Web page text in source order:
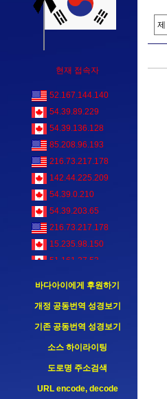
현재 접속자
52.167.144.140
54.39.89.229
54.39.136.128
85.208.96.193
216.73.217.178
142.44.225.209
54.39.0.210
54.39.203.65
216.73.217.178
15.235.98.150
51.161.37.53
185.191.171.5
바다아이에게 후원하기
개정 공동번역 성경보기
기존 공동번역 성경보기
소스 하이라이팅
도로명 주소검색
URL encode, decode